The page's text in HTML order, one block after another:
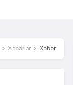
Xəbərlər Xəbər